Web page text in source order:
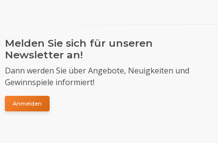
Melden Sie sich für unseren
Newsletter an!
Dann werden Sie über Angebote, Neuigkeiten und
Gewinnspiele informiert!
Anmelden